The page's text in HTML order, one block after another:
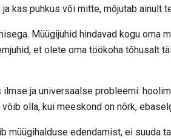
kas puhkus või mitte, mõjutab ainult
Müügijuhid hindavad kogu oma
et olete oma töökoha tõhusalt
ja universaalse probleemi:
olla, kui meeskond on nõrk,
müügihalduse edendamist, ei suuda